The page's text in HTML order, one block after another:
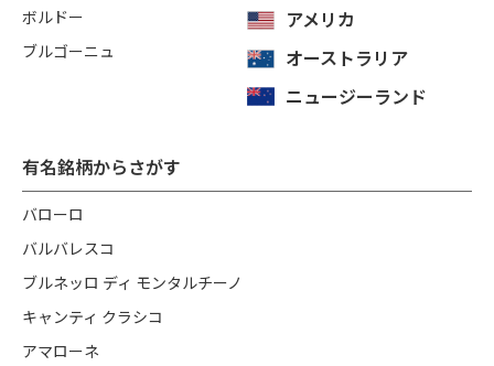
ボルドー
ブルゴーニュ
アメリカ
オーストラリア
ニュージーランド
有名銘柄からさがす
バローロ
バルバレスコ
ブルネッロ ディ モンタルチーノ
キャンティ クラシコ
アマローネ